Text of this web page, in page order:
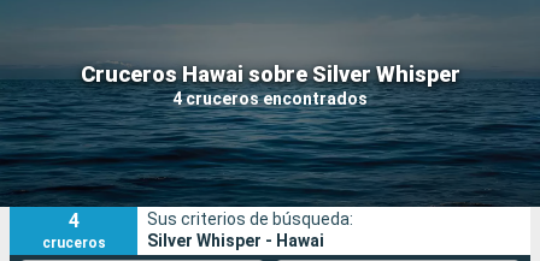
Cruceros Hawai sobre Silver Whisper
4 cruceros encontrados
Fecha de salida
Buscar
4
cruceros
Sus criterios de búsqueda:
Silver Whisper - Hawai